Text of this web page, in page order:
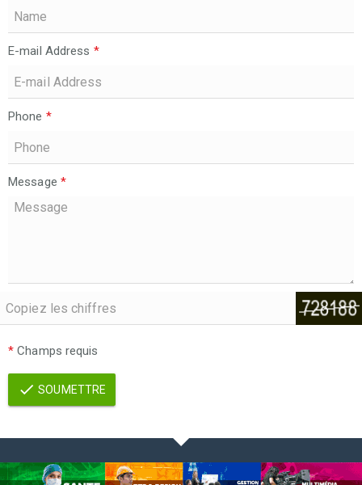
E-mail Address *
Phone *
Message *
* Champs requis
SOUMETTRE